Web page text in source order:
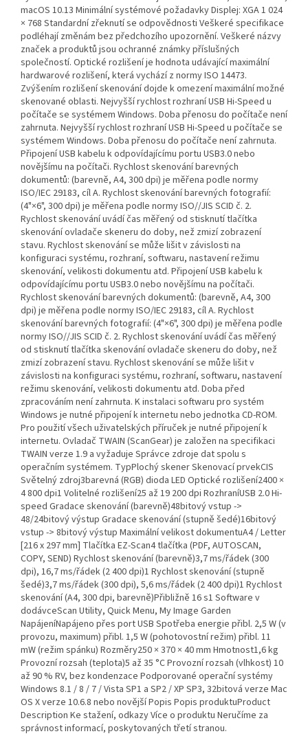
macOS 10.13 Minimální systémové požadavky Displej: XGA 1 024
× 768 Standardní zřeknutí se odpovědnosti Veškeré specifikace
podléhají změnám bez předchozího upozornění. Veškeré názvy
značek a produktů jsou ochranné známky příslušných
společností. Optické rozlišení je hodnota udávající maximální
hardwarové rozlišení, která vychází z normy ISO 14473.
Zvýšením rozlišení skenování dojde k omezení maximální možné
skenované oblasti. Nejvyšší rychlost rozhraní USB Hi-Speed u
počítače se systémem Windows. Doba přenosu do počítače není
zahrnuta. Nejvyšší rychlost rozhraní USB Hi-Speed u počítače se
systémem Windows. Doba přenosu do počítače není zahrnuta.
Připojení USB kabelu k odpovídajícímu portu USB3.0 nebo
novějšímu na počítači. Rychlost skenování barevných
dokumentů: (barevně, A4, 300 dpi) je měřena podle normy
ISO/IEC 29183, cíl A. Rychlost skenování barevných fotografií:
(4"×6", 300 dpi) je měřena podle normy ISO//JIS SCID č. 2.
Rychlost skenování uvádí čas měřený od stisknutí tlačítka
skenování ovladače skeneru do doby, než zmizí zobrazení
stavu. Rychlost skenování se může lišit v závislosti na
konfiguraci systému, rozhraní, softwaru, nastavení režimu
skenování, velikosti dokumentu atd. Připojení USB kabelu k
odpovídajícímu portu USB3.0 nebo novějšímu na počítači.
Rychlost skenování barevných dokumentů: (barevně, A4, 300
dpi) je měřena podle normy ISO/IEC 29183, cíl A. Rychlost
skenování barevných fotografií: (4"×6", 300 dpi) je měřena podle
normy ISO//JIS SCID č. 2. Rychlost skenování uvádí čas měřený
od stisknutí tlačítka skenování ovladače skeneru do doby, než
zmizí zobrazení stavu. Rychlost skenování se může lišit v
závislosti na konfiguraci systému, rozhraní, softwaru, nastavení
režimu skenování, velikosti dokumentu atd. Doba před
zpracováním není zahrnuta. K instalaci softwaru pro systém
Windows je nutné připojení k internetu nebo jednotka CD-ROM.
Pro použití všech uživatelských příruček je nutné připojení k
internetu. Ovladač TWAIN (ScanGear) je založen na specifikaci
TWAIN verze 1.9 a vyžaduje Správce zdroje dat spolu s
operačním systémem. TypPlochý skener Skenovací prvekCIS
Světelný zdroj3barevná (RGB) dioda LED Optické rozlišení2400 ×
4 800 dpi1 Volitelné rozlišení25 až 19 200 dpi RozhraníUSB 2.0 Hi-
speed Gradace skenování (barevně)48bitový vstup ->
48/24bitový výstup Gradace skenování (stupně šedé)16bitový
vstup -> 8bitový výstup Maximální velikost dokumentuA4 / Letter
[216 x 297 mm] Tlačítka EZ-Scan4 tlačítka (PDF, AUTOSCAN,
COPY, SEND) Rychlost skenování (barevně)3,7 ms/řádek (300
dpi), 16,7 ms/řádek (2 400 dpi)1 Rychlost skenování (stupně
šedé)3,7 ms/řádek (300 dpi), 5,6 ms/řádek (2 400 dpi)1 Rychlost
skenování (A4, 300 dpi, barevně)Přibližně 16 s1 Software v
dodávceScan Utility, Quick Menu, My Image Garden
NapájeníNapájeno přes port USB Spotřeba energie přibl. 2,5 W (v
provozu, maximum) přibl. 1,5 W (pohotovostní režim) přibl. 11
mW (režim spánku) Rozměry250 × 370 × 40 mm Hmotnost1,6 kg
Provozní rozsah (teplota)5 až 35 °C Provozní rozsah (vlhkost) 10
až 90 % RV, bez kondenzace Podporované operační systémy
Windows 8.1 / 8 / 7 / Vista SP1 a SP2 / XP SP3, 32bitová verze Mac
OS X verze 10.6.8 nebo novější Popis Popis produktuProduct
Description Ke stažení, odkazy Více o produktu Neručíme za
správnost informací, poskytovaných třetí stranou.